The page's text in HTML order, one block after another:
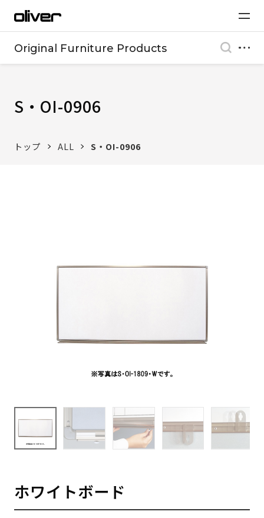
Original Furniture Products
S・OI-0906
トップ ALL S・OI-0906
ホワイトボード